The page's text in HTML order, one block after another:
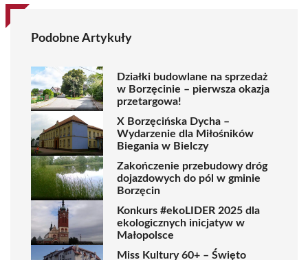
Podobne Artykuły
Działki budowlane na sprzedaż
w Borzęcinie – pierwsza okazja
przetargowa!
X Borzęcińska Dycha –
Wydarzenie dla Miłośników
Biegania w Bielczy
Zakończenie przebudowy dróg
dojazdowych do pól w gminie
Borzęcin
Konkurs #ekoLIDER 2025 dla
ekologicznych inicjatyw w
Małopolsce
Miss Kultury 60+ – Święto